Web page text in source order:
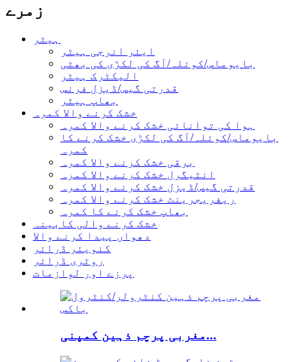
زمرے
ہیٹر
ایئر انرجی ہیٹر
بایوماس/کوئلہ/آگ کی لکڑی کی بھٹی
الیکٹرک ہیٹر
قدرتی گیس/ڈیزل فرنس
بھاپ ہیٹر
خشک کرنے والا کمرہ
ہوا کی توانائی خشک کرنے والا کمرہ
بایوماس/کوئلہ/آگ کی لکڑی خشک کرنے کا
کمرہ
برقی خشک کرنے والا کمرہ
انٹیگرل خشک کرنے والا کمرہ
قدرتی گیس/ڈیزل خشک کرنے والا کمرہ
ریفریجرینٹ خشک کرنے والا کمرہ
بھاپ خشک کرنے کا کمرہ
خشک کرنے والی کابینہ
دھواں پیدا کرنے والا
کنویئر ڈرائر
روٹری ڈرائر
پرزے اور لوازمات
مغربی پرچم ذہین کمپنی...